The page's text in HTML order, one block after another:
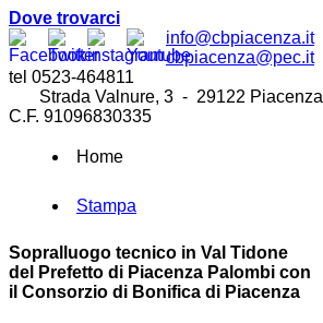
Dove trovarci
info@cbpiacenza.it
cbpiacenza@pec.it
tel 0523-464811
Strada Valnure, 3 - 29122 Piacenza
C.F. 91096830335
Home
Stampa
Sopralluogo tecnico in Val Tidone
del Prefetto di Piacenza Palombi con
il Consorzio di Bonifica di Piacenza